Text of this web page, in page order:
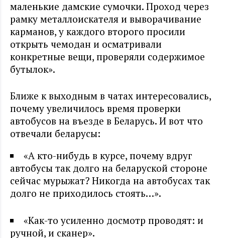
маленькие дамские сумочки. Проход через
рамку металлоискателя и выворачивание
карманов, у каждого второго просили
открыть чемодан и осматривали
конкретные вещи, проверяли содержимое
бутылок».
Ближе к выходным в чатах интересовались,
почему увеличилось время проверки
автобусов на въезде в Беларусь. И вот что
отвечали беларусы:
«А кто-нибудь в курсе, почему вдруг
автобусы так долго на беларуской стороне
сейчас мурыжат? Никогда на автобусах так
долго не приходилось стоять…».
«Как-то усиленно досмотр проводят: и
ручной, и сканер».